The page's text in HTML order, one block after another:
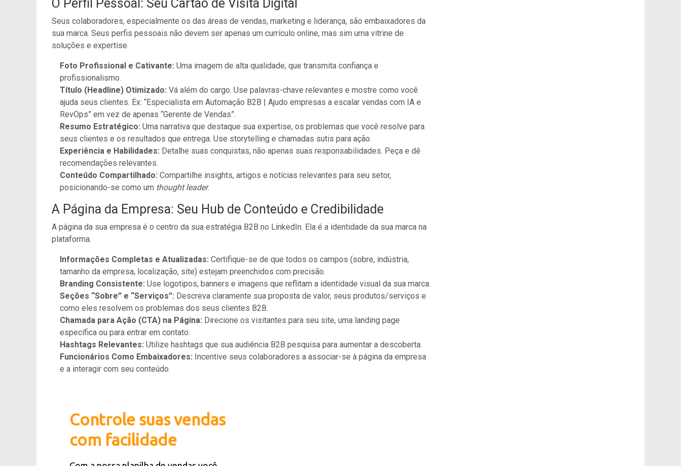
O Perfil Pessoal: Seu Cartão de Visita Digital
Seus colaboradores, especialmente os das áreas de vendas, marketing e liderança, são embaixadores da
sua marca. Seus perfis pessoais não devem ser apenas um currículo online, mas sim uma vitrine de
soluções e expertise.
Foto Profissional e Cativante: Uma imagem de alta qualidade, que transmita confiança e
profissionalismo.
Título (Headline) Otimizado: Vá além do cargo. Use palavras-chave relevantes e mostre como você
ajuda seus clientes. Ex: “Especialista em Automação B2B | Ajudo empresas a escalar vendas com IA e
RevOps” em vez de apenas “Gerente de Vendas”.
Resumo Estratégico: Uma narrativa que destaque sua expertise, os problemas que você resolve para
seus clientes e os resultados que entrega. Use storytelling e chamadas sutis para ação.
Experiência e Habilidades: Detalhe suas conquistas, não apenas suas responsabilidades. Peça e dê
recomendações relevantes.
Conteúdo Compartilhado: Compartilhe insights, artigos e notícias relevantes para seu setor,
posicionando-se como um thought leader.
A Página da Empresa: Seu Hub de Conteúdo e Credibilidade
A página da sua empresa é o centro da sua estratégia B2B no LinkedIn. Ela é a identidade da sua marca na
plataforma.
Informações Completas e Atualizadas: Certifique-se de que todos os campos (sobre, indústria,
tamanho da empresa, localização, site) estejam preenchidos com precisão.
Branding Consistente: Use logotipos, banners e imagens que reflitam a identidade visual da sua marca.
Seções “Sobre” e “Serviços”: Descreva claramente sua proposta de valor, seus produtos/serviços e
como eles resolvem os problemas dos seus clientes B2B.
Chamada para Ação (CTA) na Página: Direcione os visitantes para seu site, uma landing page
específica ou para entrar em contato.
Hashtags Relevantes: Utilize hashtags que sua audiência B2B pesquisa para aumentar a descoberta.
Funcionários Como Embaixadores: Incentive seus colaboradores a associar-se à página da empresa
e a interagir com seu conteúdo.
Controle suas vendas
com facilidade